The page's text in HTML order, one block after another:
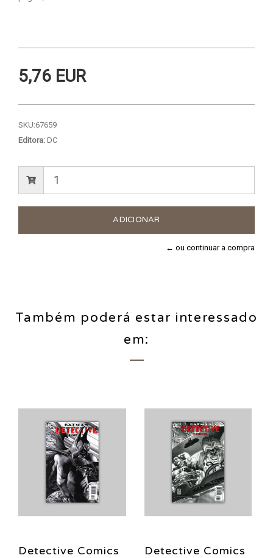
5,76 EUR
SKU:67659
Editora: DC
← ou continuar a compra
Também poderá estar interessado
em:
Detective Comics
Detective Comics